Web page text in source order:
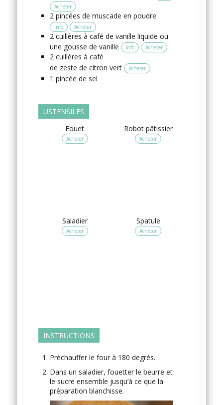
Acheter
2 pincées de muscade en poudre
Info Acheter
2 cuillères à café de vanille liquide ou
une gousse de vanille
Info Acheter
2 cuillères à café
de zeste de citron vert
Acheter
1 pincée de sel
USTENSILES
Fouet
Acheter
Robot pâtissier
Acheter
Saladier
Acheter
Spatule
Acheter
INSTRUCTIONS
Préchauffer le four à 180 degrés.
Dans un saladier, fouetter le beurre et
le sucre ensemble jusqu’à ce que la
préparation blanchisse.